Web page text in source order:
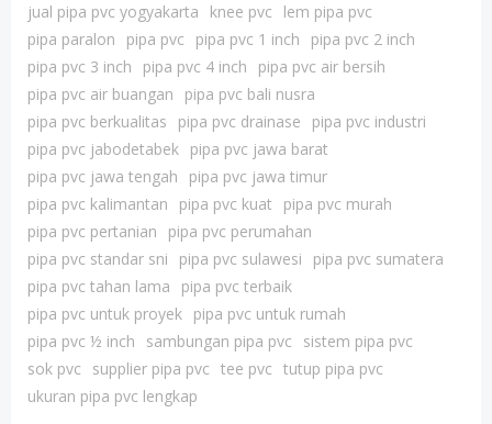
jual pipa pvc yogyakarta
knee pvc
lem pipa pvc
pipa paralon
pipa pvc pipa pvc 1 inch
pipa pvc 2 inch
pipa pvc 3 inch
pipa pvc 4 inch
pipa pvc air bersih
pipa pvc air buangan
pipa pvc bali nusra
pipa pvc berkualitas
pipa pvc drainase
pipa pvc industri
pipa pvc jabodetabek pipa pvc jawa barat
pipa pvc jawa tengah
pipa pvc jawa timur
pipa pvc kalimantan
pipa pvc kuat
pipa pvc murah
pipa pvc pertanian
pipa pvc perumahan
pipa pvc standar sni
pipa pvc sulawesi
pipa pvc sumatera
pipa pvc tahan lama
pipa pvc terbaik
pipa pvc untuk proyek pipa pvc untuk rumah
pipa pvc ½ inch
sambungan pipa pvc
sistem pipa pvc
sok pvc
supplier pipa pvc tee pvc tutup pipa pvc
ukuran pipa pvc lengkap